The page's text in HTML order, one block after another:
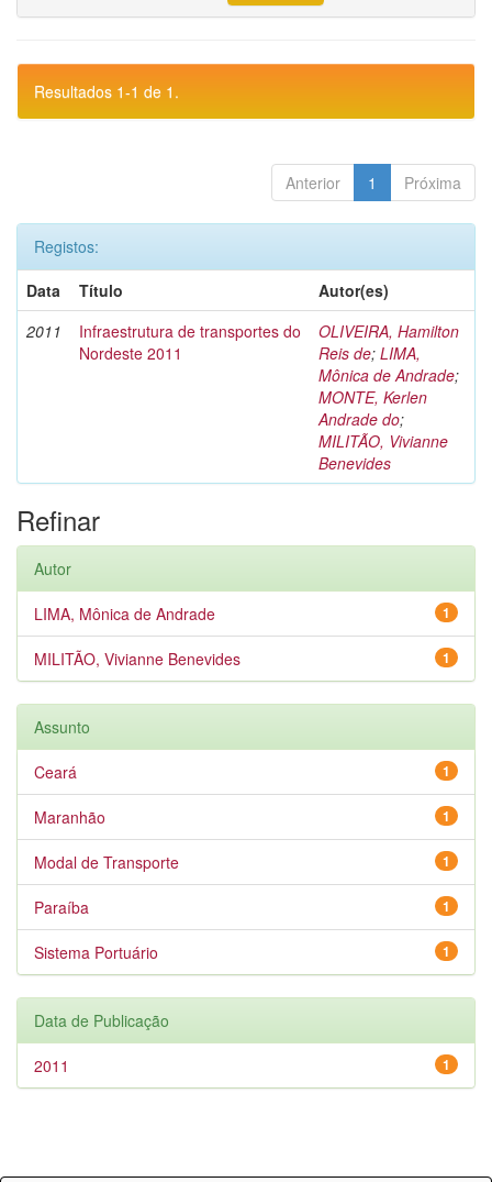
Resultados 1-1 de 1.
Anterior 1 Próxima
Registos:
Data
Título
Autor(es)
2011
Infraestrutura de transportes do
Nordeste 2011
OLIVEIRA, Hamilton
Reis de; LIMA,
Mônica de Andrade;
MONTE, Kerlen
Andrade do;
MILITÃO, Vivianne
Benevides
Refinar
Autor
1
LIMA, Mônica de Andrade
1
MILITÃO, Vivianne Benevides
Assunto
1
Ceará
1
Maranhão
1
Modal de Transporte
1
Paraíba
1
Sistema Portuário
Data de Publicação
1
2011